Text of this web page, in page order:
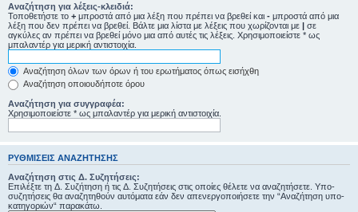
Αναζήτηση για λέξεις-κλειδιά:
Τοποθετήστε το + μπροστά από μια λέξη που πρέπει να βρεθεί και - μπροστά από μια
λέξη που δεν πρέπει να βρεθεί. Βάλτε μια λίστα με λέξεις που χωρίζονται με | σε
αγκύλες αν πρέπει να βρεθεί μόνο μια από αυτές τις λέξεις. Χρησιμοποιείστε * ως
μπαλαντέρ για μερική αντιστοιχία.
Αναζήτηση όλων των όρων ή του ερωτήματος όπως εισήχθη
Αναζήτηση οποιουδήποτε όρου
Αναζήτηση για συγγραφέα:
Χρησιμοποιείστε * ως μπαλαντέρ για μερική αντιστοιχία.
ΡΥΘΜΊΣΕΙΣ ΑΝΑΖΉΤΗΣΗΣ
Αναζήτηση στις Δ. Συζητήσεις:
Επιλέξτε τη Δ. Συζήτηση ή τις Δ. Συζητήσεις στις οποίες θέλετε να αναζητήσετε. Υπο-
συζητήσεις θα αναζητηθούν αυτόματα εάν δεν απενεργοποιήσετε την “Αναζήτηση υπο-
κατηγοριών“ παρακάτω.